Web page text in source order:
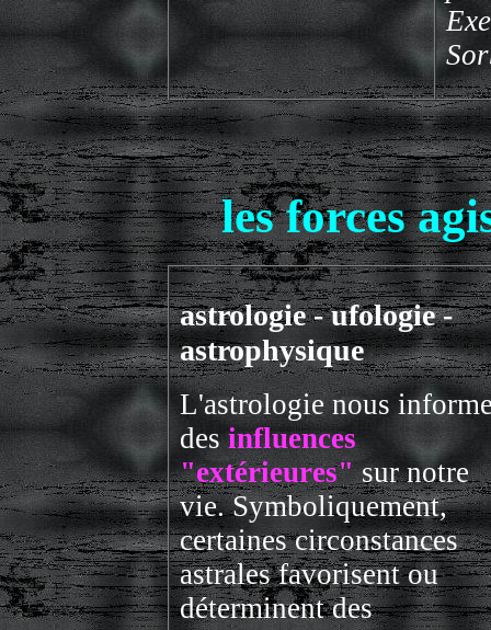
les forces
astrologie - ufologie -
astrophysique
L'astrologie nous
desinfluences
"extérieures"sur notre
vie. Symboliquement,
certaines circonstances
astrales favorisent ou
déterminent des